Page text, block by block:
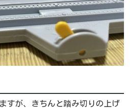
すが、きちんと踏み切りの上げ